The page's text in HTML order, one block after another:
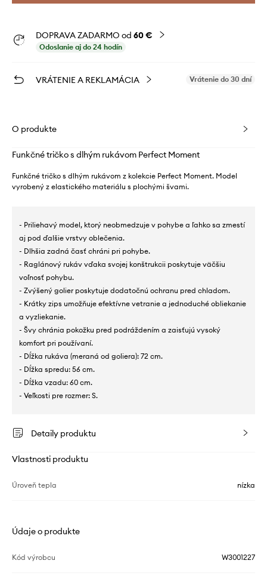
DOPRAVA ZADARMO od 60 €
Odoslanie aj do 24 hodín
VRÁTENIE A REKLAMÁCIA Vrátenie do 30 dní
O produkte
Funkčné tričko s dlhým rukávom Perfect Moment
Funkčné tričko s dlhým rukávom z kolekcie Perfect Moment. Model
vyrobený z elastického materiálu s plochými švami.
- Priliehavý model, ktorý neobmedzuje v pohybe a ľahko sa zmestí
aj pod ďalšie vrstvy oblečenia.
- Dlhšia zadná časť chráni pri pohybe.
- Raglánový rukáv vďaka svojej konštrukcii poskytuje väčšiu
voľnosť pohybu.
- Zvýšený golier poskytuje dodatočnú ochranu pred chladom.
- Krátky zips umožňuje efektívne vetranie a jednoduché obliekanie
a vyzliekanie.
- Švy chránia pokožku pred podráždením a zaisťujú vysoký
komfort pri používaní.
- Dĺžka rukáva (meraná od goliera): 72 cm.
- Dĺžka spredu: 56 cm.
- Dĺžka vzadu: 60 cm.
- Veľkosti pre rozmer: S.
Detaily produktu
Vlastnosti produktu
Úroveň tepla nízka
Údaje o produkte
Kód výrobcu W3001227